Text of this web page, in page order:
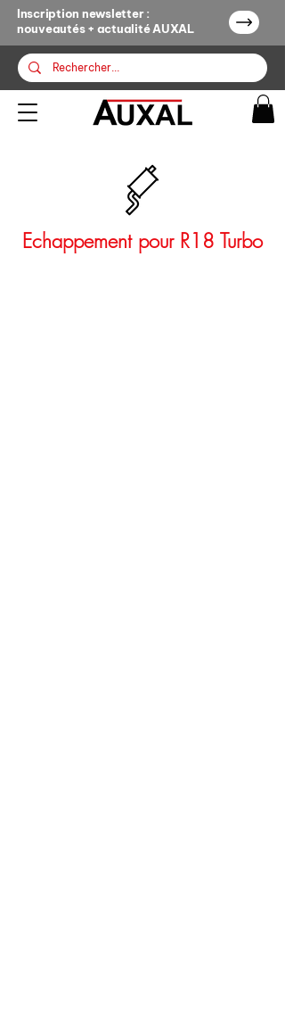
Inscription newsletter :
nouveautés + actualité AUXAL
Echappement pour R18 Turbo